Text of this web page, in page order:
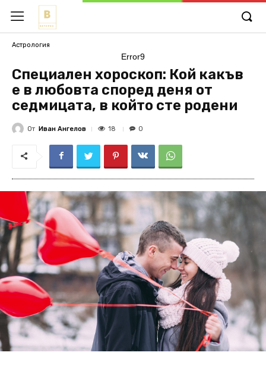
Астрология
Error9
Специален хороскоп: Кой какъв
е в любовта според деня от
седмицата, в който сте родени
От Иван Ангелов 18 0